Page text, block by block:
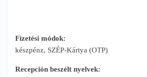
Fizetési módok:
készpénz, SZÉP-Kártya (OTP)
Recepción beszélt nyelvek: